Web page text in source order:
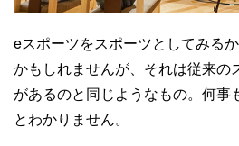
eスポーツをスポーツとしてみる
かもしれませんが、それは従来の
があるのと同じようなもの。何事
とわかりません。